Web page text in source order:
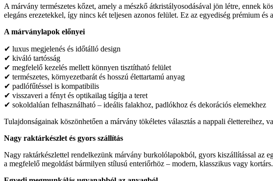
A márvány természetes kőzet, amely a mészkő átkristályosodásával jön létre, ennek
elegáns erezetekkel, így nincs két teljesen azonos felület. Ez az egyediség prémium és
A márványlapok előnyei
✔ luxus megjelenés és időtálló design
✔ kiváló tartósság
✔ megfelelő kezelés mellett könnyen tisztítható felület
✔ természetes, környezetbarát és hosszú élettartamú anyag
✔ padlófűtéssel is kompatibilis
✔ visszaveri a fényt és optikailag tágítja a teret
✔ sokoldalúan felhasználható – ideális falakhoz, padlókhoz és dekorációs elemekhez
Tulajdonságainak köszönhetően a márvány tökéletes választás a nappali
Nagy raktárkészlet és gyors szállítás
Nagy raktárkészlettel rendelkezünk márvány burkolólapokból, gyors kiszállítással az
a megfelelő megoldást bármilyen stílusú enteriőrhöz – modern, klasszikus vagy kortárs.